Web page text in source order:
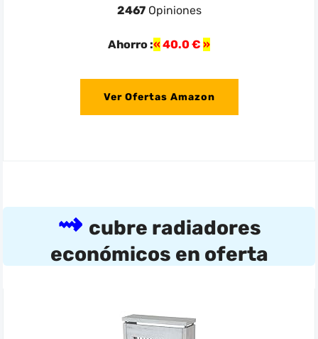
2467Opiniones
Ahorro : 40.0 €
Ver Ofertas Amazon
cubre radiadores
económicos en oferta